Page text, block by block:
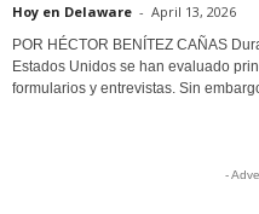
Hoy en Delaware - April 13, 2026
POR HÉCTOR BENÍTEZ CAÑAS
Estados Unidos se han evaluado
formularios y entrevistas. Sin
-